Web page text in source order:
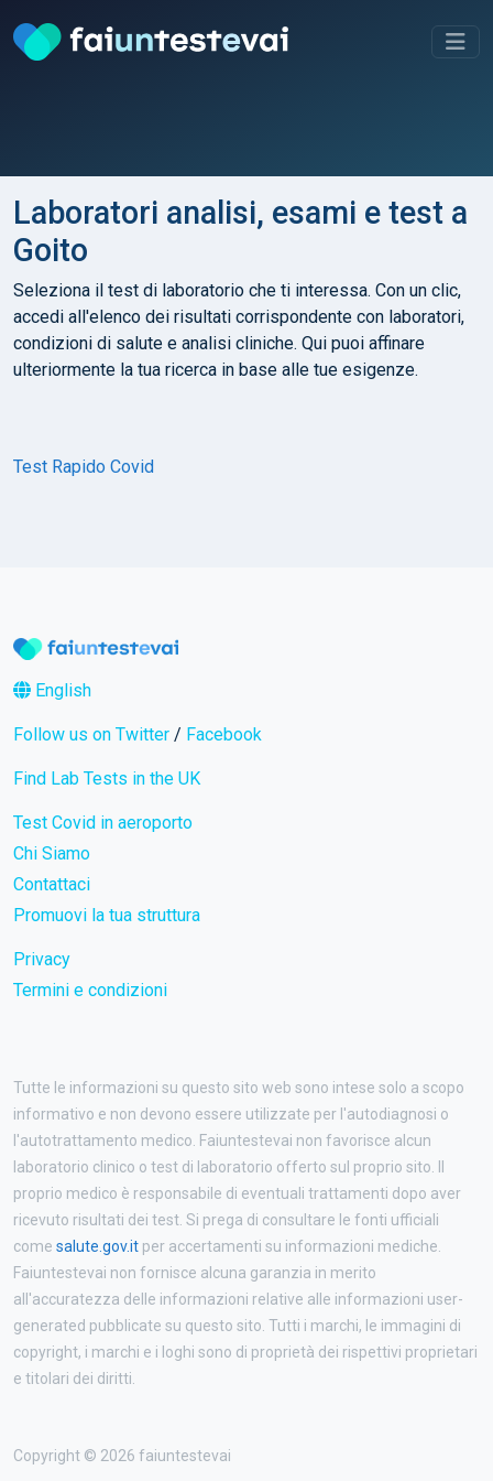
Laboratori analisi, esami e test a
Goito
Seleziona il test di laboratorio che ti interessa. Con un clic,
accedi all'elenco dei risultati corrispondente con laboratori,
condizioni di salute e analisi cliniche. Qui puoi affinare
ulteriormente la tua ricerca in base alle tue esigenze.
Test Rapido Covid
English
Follow us on Twitter / Facebook
Find Lab Tests in the UK
Test Covid in aeroporto
Chi Siamo
Contattaci
Promuovi la tua struttura
Privacy
Termini e condizioni
Tutte le informazioni su questo sito web sono intese solo a scopo
informativo e non devono essere utilizzate per l'autodiagnosi o
l'autotrattamento medico. Faiuntestevai non favorisce alcun
laboratorio clinico o test di laboratorio offerto sul proprio sito. Il
proprio medico è responsabile di eventuali trattamenti dopo aver
ricevuto risultati dei test. Si prega di consultare le fonti ufficiali
come salute.gov.it per accertamenti su informazioni mediche.
Faiuntestevai non fornisce alcuna garanzia in merito
all'accuratezza delle informazioni relative alle informazioni user-
generated pubblicate su questo sito. Tutti i marchi, le immagini di
copyright, i marchi e i loghi sono di proprietà dei rispettivi proprietari
e titolari dei diritti.
Copyright © 2026 faiuntestevai